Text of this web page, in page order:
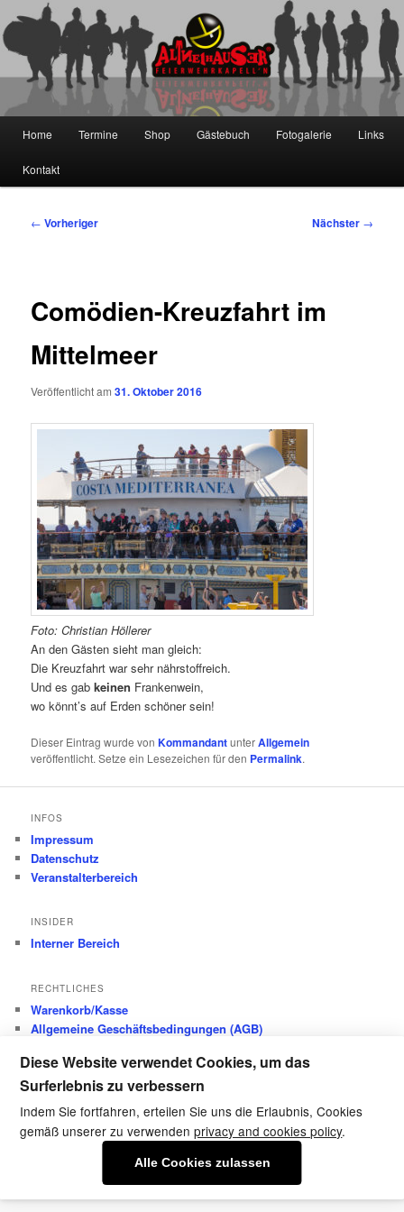
primären
Inhalt
springenDie Altneihauser Feierwehrkapell'n
Home Termine Shop Gästebuch Fotogalerie Links
Kontakt
Beitragsnavigation
← Vorheriger Nächster →
Comödien-Kreuzfahrt im
Mittelmeer
Veröffentlicht am31. Oktober 2016
Foto: Christian Höllerer
An den Gästen sieht man gleich:
Die Kreuzfahrt war sehr nährstoffreich.
Und es gabkeinen Frankenwein,
wo könnt’s auf Erden schöner sein!
Dieser Eintrag wurde vonKommandantunterAllgemein
veröffentlicht. Setze ein Lesezeichen für den Permalink.
INFOS
Impressum
Datenschutz
Veranstalterbereich
INSIDER
Interner Bereich
RECHTLICHES
Warenkorb/Kasse
Allgemeine Geschäftsbedingungen (AGB)
Widerrufsbelehrung
Versandkosten
Zahlungsarten
Diese Website verwendet Cookies, um das
Surferlebnis zu verbessern
Indem Sie fortfahren, erteilen Sie uns die Erlaubnis, Cookies
gemäß unserer zu verwendenprivacy and cookies policy.
Alle Cookies zulassen